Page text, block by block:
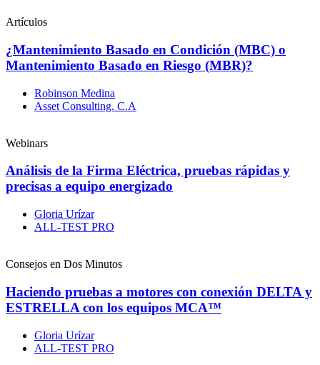
Artículos
¿Mantenimiento Basado en Condición (MBC) o
Mantenimiento Basado en Riesgo (MBR)?
Robinson Medina
Asset Consulting. C.A
Webinars
Análisis de la Firma Eléctrica, pruebas rápidas y
precisas a equipo energizado
Gloria Urízar
ALL-TEST PRO
Consejos en Dos Minutos
Haciendo pruebas a motores con conexión DELTA y
ESTRELLA con los equipos MCA™
Gloria Urízar
ALL-TEST PRO